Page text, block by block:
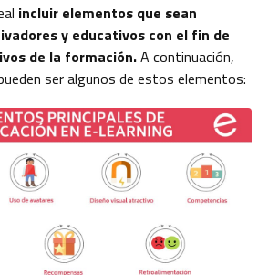
incluir elementos que sean
y educativos con el fin de
de la formación.A continuación,
ser algunos de estos elementos: